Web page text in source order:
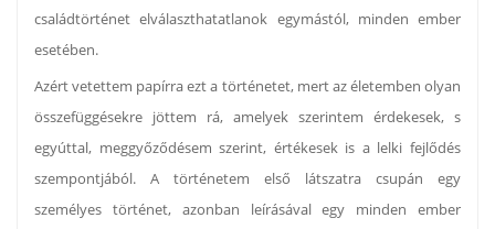
családtörténet elválaszthatatlanok egymástól, minden ember
esetében.
Azért vetettem papírra ezt a történetet, mert az életemben olyan
összefüggésekre jöttem rá, amelyek szerintem érdekesek, s
egyúttal, meggyőződésem szerint, értékesek is a lelki fejlődés
szempontjából. A történetem első látszatra csupán egy
személyes történet, azonban leírásával egy minden ember